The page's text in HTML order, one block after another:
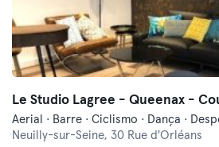
Le Studio Lagree - Queenax -
Neuilly-sur-Seine, 30 Rue d'Orléans